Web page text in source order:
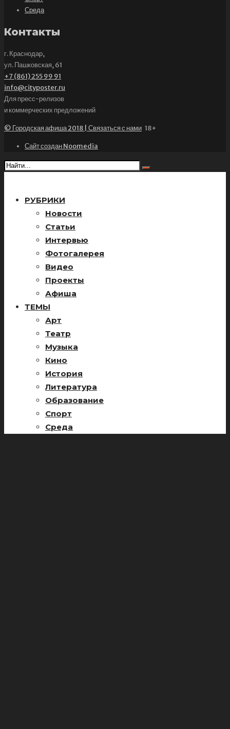
Среда
Контакты
г. Краснодар,
ул. Пашковская, 61
+7 (861) 255 99 91
info@cityposter.ru
Для пресс-релизов
и коммерческих предложений
© Городская афиша 2018 | Связаться с нами 18+
Сайт создан Noomedia
РУБРИКИ
Новости
Статьи
Интервью
Фотогалерея
Видео
Проекты
Афиша
ТЕМЫ
Арт
Театр
Музыка
Кино
История
Литература
Образование
Спорт
Среда